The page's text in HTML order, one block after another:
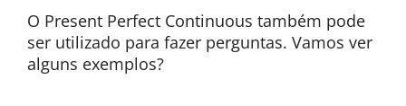
O Present Perfect Continuous também pode
ser utilizado para fazer perguntas. Vamos ver
alguns exemplos?